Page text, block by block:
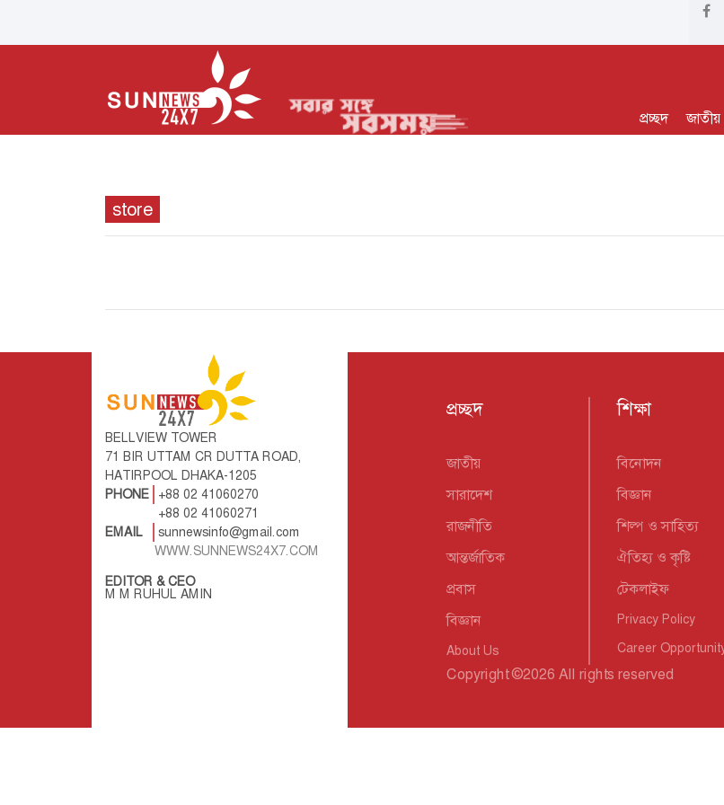
প্রচ্ছদ জাতীয়
store
BELLVIEW TOWER
71 BIR UTTAM CR DUTTA ROAD,
HATIRPOOL DHAKA-1205
PHONE
+88 02 41060270
+88 02 41060271
EMAIL
sunnewsinfo@gmail.com
WWW.SUNNEWS24X7.COM
EDITOR & CEO
M M RUHUL AMIN
প্রচ্ছদ
জাতীয়
সারাদেশ
রাজনীতি
আন্তর্জাতিক
প্রবাস
বিজ্ঞান
About Us
শিক্ষা
বিনোদন
বিজ্ঞান
শিল্প ও সাহিত্য
ঐতিহ্য ও কৃষ্টি
টেকলাইফ
Privacy Policy
Career
Copyright©2026 All rights reserved